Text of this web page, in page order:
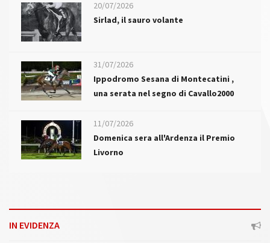
20/07/2026
Sirlad, il sauro volante
31/07/2026
Ippodromo Sesana di Montecatini ,
una serata nel segno di Cavallo2000
11/07/2026
Domenica sera all'Ardenza il Premio
Livorno
IN EVIDENZA